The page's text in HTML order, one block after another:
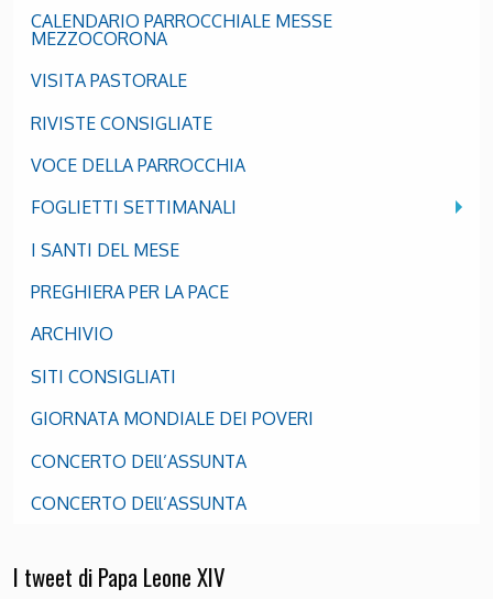
CALENDARIO PARROCCHIALE MESSE
MEZZOCORONA
VISITA PASTORALE
RIVISTE CONSIGLIATE
VOCE DELLA PARROCCHIA
FOGLIETTI SETTIMANALI
I SANTI DEL MESE
PREGHIERA PER LA PACE
ARCHIVIO
SITI CONSIGLIATI
GIORNATA MONDIALE DEI POVERI
CONCERTO DEll’ASSUNTA
CONCERTO DEll’ASSUNTA
I tweet di Papa Leone XIV